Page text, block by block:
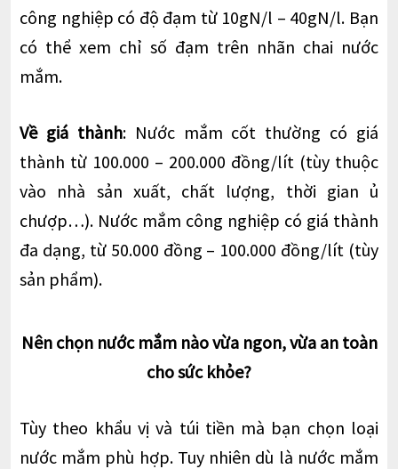
công nghiệp có độ đạm từ 10gN/l – 40gN/l. Bạn
có thể xem chỉ số đạm trên nhãn chai nước
mắm.
Về giá thành: Nước mắm cốt thường có giá
thành từ 100.000 – 200.000 đồng/lít (tùy thuộc
vào nhà sản xuất, chất lượng, thời gian ủ
chượp…). Nước mắm công nghiệp có giá thành
đa dạng, từ 50.000 đồng – 100.000 đồng/lít (tùy
sản phẩm).
Nên chọn nước mắm nào vừa ngon, vừa an toàn
cho sức khỏe?
Tùy theo khẩu vị và túi tiền mà bạn chọn loại
nước mắm phù hợp. Tuy nhiên dù là nước mắm